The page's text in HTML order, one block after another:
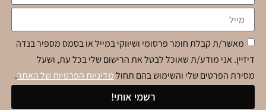
מאשר/ת קבלת חומר פרסומי ושיווקי במייל או בסמס מספיר בנדה
דיזיין. אני מודע/ת שאוכל לבטל את הרישום שלי בכל עת, ושעל
מסירת הפרטים שלי והשימוש בהם תחולמדיניות הפרטיות של האתר.
רשמי אותי!